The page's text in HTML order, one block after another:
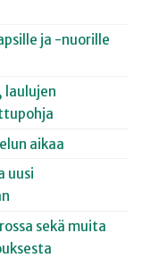
ja -nuorille
laulujen
aikaa
uusi
sekä muita